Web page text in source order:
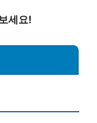
세요!